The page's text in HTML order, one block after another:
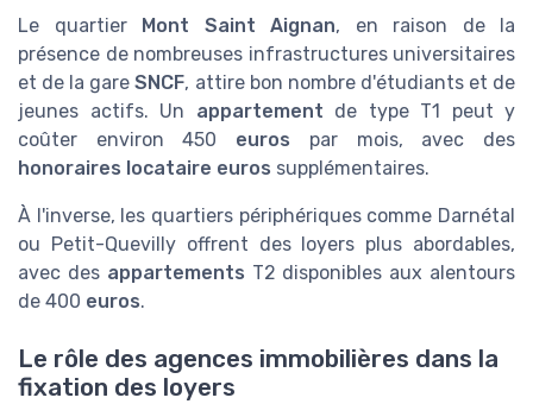
Le quartier Mont Saint Aignan, en raison de la
présence de nombreuses infrastructures universitaires
et de la gareSNCF, attire bon nombre d'étudiants et de
jeunes actifs. Un appartement de type T1 peut y
coûter environ 450 euros par mois, avec des
honoraires locataire euros supplémentaires.
À l'inverse, les quartiers périphériques comme Darnétal
ou Petit-Quevilly offrent des loyers plus abordables,
avec des appartements T2 disponibles aux alentours
de 400 euros.
Le rôle des agences immobilières dans la
fixation des loyers